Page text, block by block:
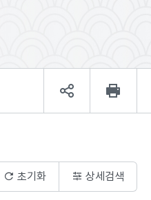
초기화 상세검색